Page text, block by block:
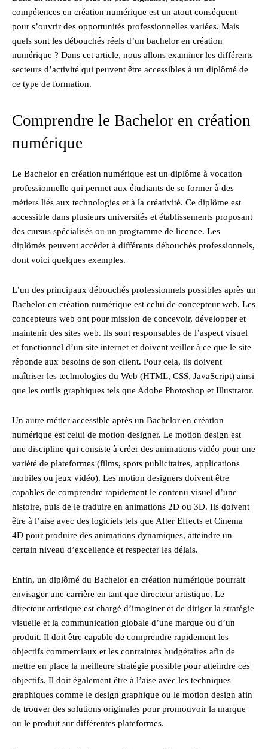
compétences en création numérique est un atout conséquent
pour s’ouvrir des opportunités professionnelles variées. Mais
quels sont les débouchés réels d’un bachelor en création
numérique ? Dans cet article, nous allons examiner les différents
secteurs d’activité qui peuvent être accessibles à un diplômé de
ce type de formation.
Comprendre le Bachelor en création
numérique
Le Bachelor en création numérique est un diplôme à vocation
professionnelle qui permet aux étudiants de se former à des
métiers liés aux technologies et à la créativité. Ce diplôme est
accessible dans plusieurs universités et établissements proposant
des cursus spécialisés ou un programme de licence. Les
diplômés peuvent accéder à différents débouchés professionnels,
dont voici quelques exemples.
L’un des principaux débouchés professionnels possibles après un
Bachelor en création numérique est celui de concepteur web. Les
concepteurs web ont pour mission de concevoir, développer et
maintenir des sites web. Ils sont responsables de l’aspect visuel
et fonctionnel d’un site internet et doivent veiller à ce que le site
réponde aux besoins de son client. Pour cela, ils doivent
maîtriser les technologies du Web (HTML, CSS, JavaScript) ainsi
que les outils graphiques tels que Adobe Photoshop et Illustrator.
Un autre métier accessible après un Bachelor en création
numérique est celui de motion designer. Le motion design est
une discipline qui consiste à créer des animations vidéo pour une
variété de plateformes (films, spots publicitaires, applications
mobiles ou jeux vidéo). Les motion designers doivent être
capables de comprendre rapidement le contenu visuel d’une
histoire, puis de le traduire en animations 2D ou 3D. Ils doivent
être à l’aise avec des logiciels tels que After Effects et Cinema
4D pour produire des animations dynamiques, atteindre un
certain niveau d’excellence et respecter les délais.
Enfin, un diplômé du Bachelor en création numérique pourrait
envisager une carrière en tant que directeur artistique. Le
directeur artistique est chargé d’imaginer et de diriger la stratégie
visuelle et la communication globale d’une marque ou d’un
produit. Il doit être capable de comprendre rapidement les
objectifs commerciaux et les contraintes budgétaires afin de
mettre en place la meilleure stratégie possible pour atteindre ces
objectifs. Il doit également être à l’aise avec les techniques
graphiques comme le design graphique ou le motion design afin
de trouver des solutions originales pour promouvoir la marque
ou le produit sur différentes plateformes.